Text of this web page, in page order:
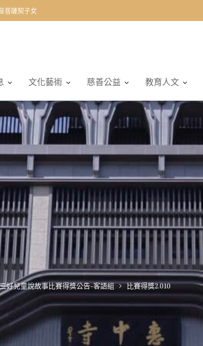
菩薩契子女
文化藝術 慈善公益 教育人文
好兒童說故事比賽得獎公告-客語組 比賽得獎2.010